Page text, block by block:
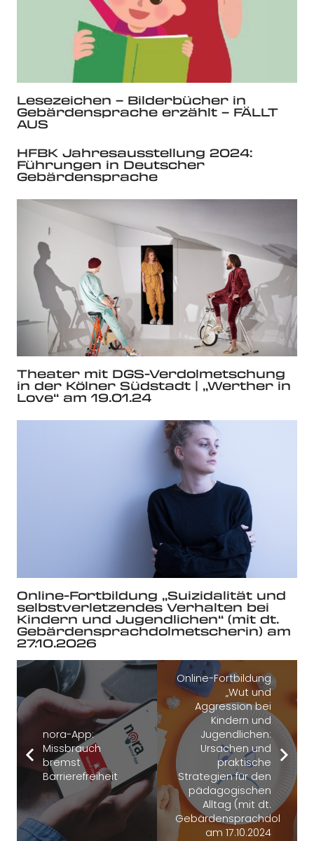
Lesezeichen – Bilderbücher in
Gebärdensprache erzählt – FÄLLT
AUS
HFBK Jahresausstellung 2024:
Führungen in Deutscher
Gebärdensprache
Theater mit DGS-Verdolmetschung
in der Kölner Südstadt | „Werther in
Love“ am 19.01.24
Online-Fortbildung „Suizidalität und
selbstverletzendes Verhalten bei
Kindern und Jugendlichen“ (mit dt.
Gebärdensprachdolmetscherin) am
27.10.2026
nora-App:
Missbrauch
bremst
Barrierefreiheit
Online-Fortbildung
„Wut und
Aggression bei
Kindern und
Jugendlichen:
Ursachen und
praktische
Strategien für den
pädagogischen
Alltag (mit dt.
am 17.10.2024